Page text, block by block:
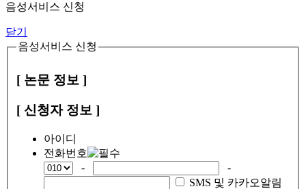
음성서비스 신청
닫기
음성서비스 신청
[ 논문 정보 ]
[ 신청자 정보 ]
아이디
전화번호
-
-
SMS 및 카카오알림